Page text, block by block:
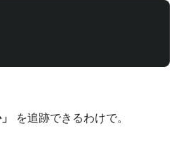
を追跡できるわけで。